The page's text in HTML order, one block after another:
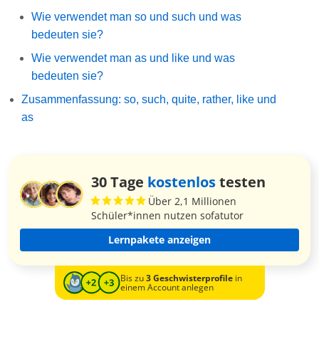
Wie verwendet man so und such und was
bedeuten sie?
Wie verwendet man as und like und was
bedeuten sie?
Zusammenfassung: so, such, quite, rather, like und
as
30 Tage kostenlostesten
Über 2,1 Millionen
Schüler*innen nutzen sofatutor
Lernpakete anzeigen
Bis zu3 Geschwisterprofilein
einem Account anlegen